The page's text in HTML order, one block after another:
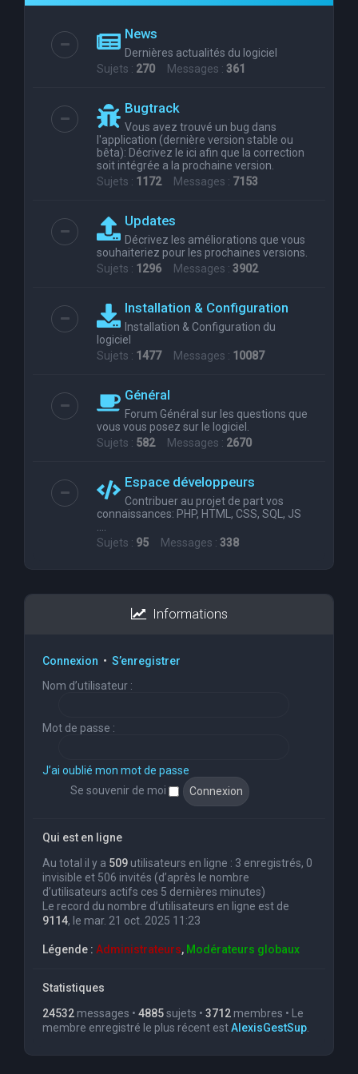
News
Dernières actualités du logiciel
Sujets : 270 Messages : 361
Bugtrack
Vous avez trouvé un bug dans
l'application (dernière version stable ou
bêta): Décrivez le ici afin que la correction
soit intégrée a la prochaine version.
Sujets : 1172Messages : 7153
Updates
Décrivez les améliorations que vous
souhaiteriez pour les prochaines versions.
Sujets : 1296 Messages : 3902
Installation & Configuration
Installation & Configuration du
logiciel
Sujets : 1477Messages : 10087
Général
Forum Général sur les questions que
vous vous posez sur le logiciel.
Sujets : 582Messages : 2670
Espace développeurs
Contribuer au projet de part vos
connaissances: PHP, HTML, CSS, SQL, JS
Sujets : 95 Messages : 338
Informations
Connexion • S’enregistrer
Nom d’utilisateur :
Mot de passe :
J’ai oublié mon mot de passe
Se souvenir de moi
Qui est en ligne
Au total il y a 509 utilisateurs en ligne : 3 enregistrés, 0
invisible et 506 invités (d’après le nombre
d’utilisateurs actifs ces 5 dernières minutes)
Le record du nombre d’utilisateurs en ligne est de
9114, le mar. 21 oct. 2025 11:23
Légende : Administrateurs, Modérateurs globaux
Statistiques
24532 messages • 4885sujets • 3712 membres • Le
membre enregistré le plus récent estAlexisGestSup